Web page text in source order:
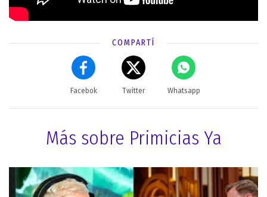
COMPARTÍ
Facebok Twitter Whatsapp
Más sobre Primicias Ya